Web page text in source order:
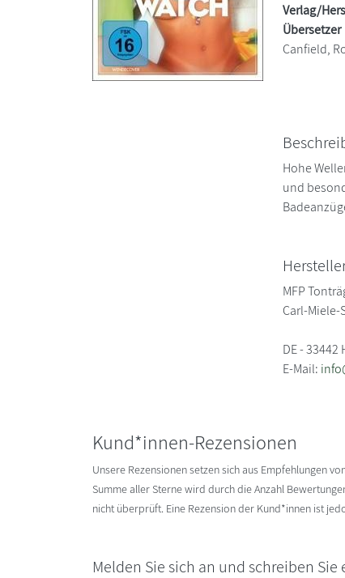
Verlag/
Übersetzer
Canfield,
Hohe
und
MFP
Carl-Miele-
DE -
E-Mail:
Kund*innen-Rezensionen
Unsere Rezensionen setzen sich aus Empfehlungen
Summe aller Sterne wird durch die Anzahl
nicht überprüft. Eine Rezension der Kund*innen ist
Melden Sie sich an und schreiben Sie